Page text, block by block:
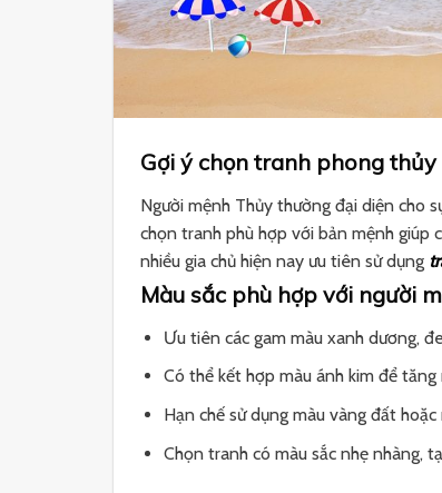
Gợi ý chọn tranh phong
Người mệnh Thủy thường đại diện cho
chọn tranh phù hợp với bản mệnh giúp
nhiều gia chủ hiện nay ưu tiên sử dụng
Màu sắc phù hợp với người
Ưu tiên các gam màu xanh dương,
Có thể kết hợp màu ánh kim để
Hạn chế sử dụng màu vàng đất
Chọn tranh có màu sắc nhẹ nhàng,